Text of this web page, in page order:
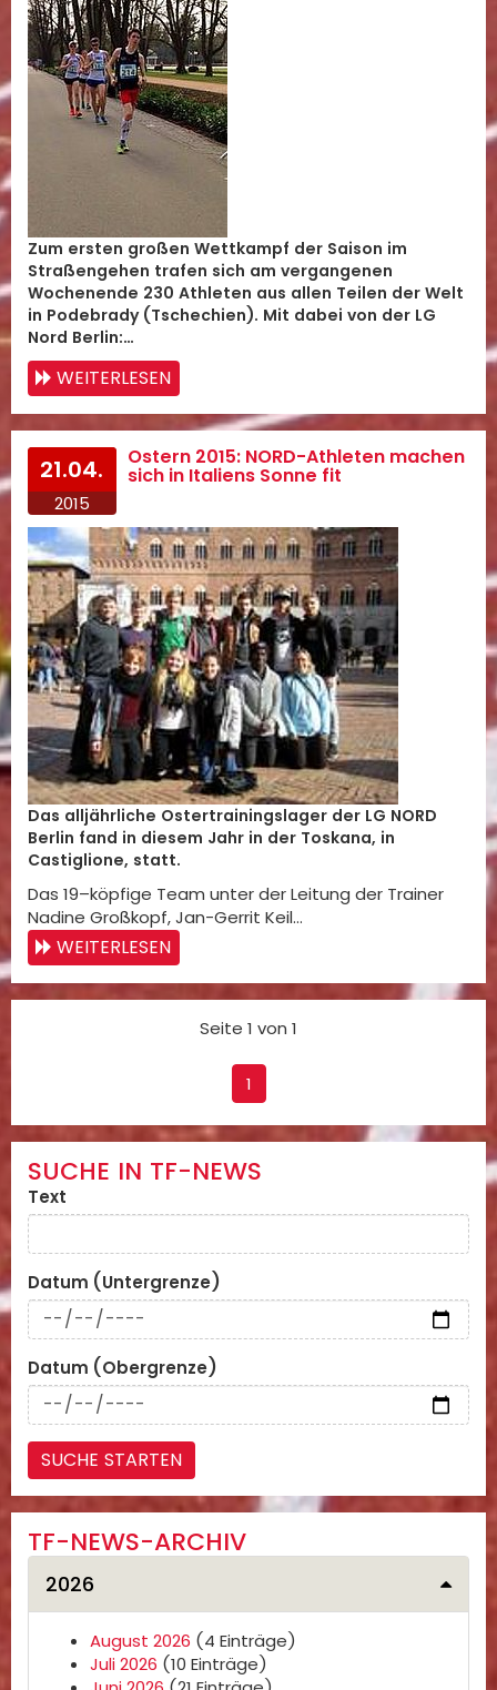
Zum ersten großen Wettkampf der Saison im
Straßengehen trafen sich am vergangenen
Wochenende 230 Athleten aus allen Teilen der Welt
in Podebrady (Tschechien). Mit dabei von der LG
Nord Berlin:…
WEITERLESEN
21.04.
2015
Ostern 2015: NORD-Athleten machen
sich in Italiens Sonne fit
Das alljährliche Ostertrainingslager der LG NORD
Berlin fand in diesem Jahr in der Toskana, in
Castiglione, statt.
Das 19–köpfige Team unter der Leitung der Trainer
Nadine Großkopf, Jan-Gerrit Keil…
WEITERLESEN
Seite 1 von 1
1
SUCHE IN TF-NEWS
Text
Datum (Untergrenze)
Datum (Obergrenze)
TF-NEWS-ARCHIV
2026
August 2026 (4 Einträge)
Juli 2026 (10 Einträge)